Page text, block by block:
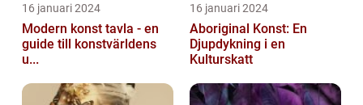
16 januari 2024
Modern konst tavla - en
guide till konstvärldens
u...
16 januari 2024
Aboriginal Konst: En
Djupdykning i en
Kulturskatt